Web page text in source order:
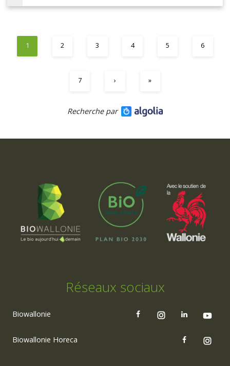
1 2 3 4 5 6
7 › »
Recherche par
Réseaux sociaux
Biowallonie
Biowallonie Horeca